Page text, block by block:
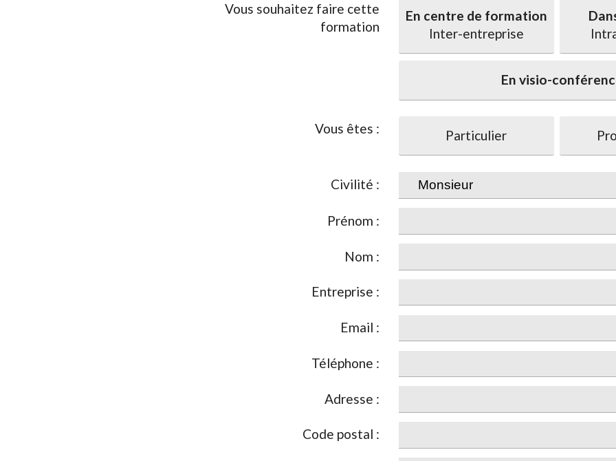
Vous souhaitez faire cette
formation
En centre de formation
Inter-entreprise
En visio-
Vous êtes : Particulier
Civilité :
Prénom :
Nom :
Entreprise :
Email :
Téléphone :
Adresse :
Code postal :